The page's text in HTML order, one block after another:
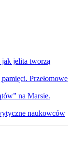
jelita tworzą
Przełomowe
na Marsie.
naukowców